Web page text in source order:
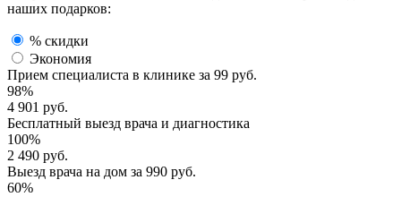
наших подарков:
% скидки
Экономия
Прием специалиста в клинике за 99 руб.
98%
4 901 руб.
Бесплатный выезд врача и диагностика
100%
2 490 руб.
Выезд врача на дом за 990 руб.
60%